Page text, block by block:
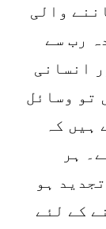
والی
رب سے
انسانی
تو وسائل
کہ
ہر
ہو
کے لئے